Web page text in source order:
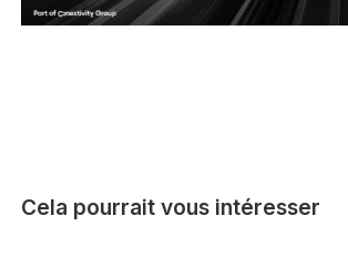
Cela pourrait vous intéresser